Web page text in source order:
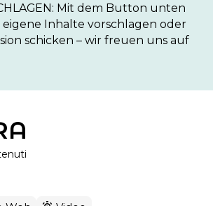
Mit dem Button unten
Inhalte vorschlagen oder
schicken – wir freuen uns auf